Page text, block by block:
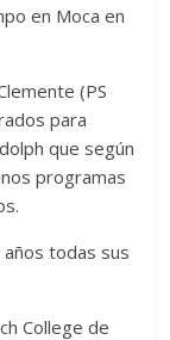
en Moca en
(PS
para
que según
programas
todas sus
College de